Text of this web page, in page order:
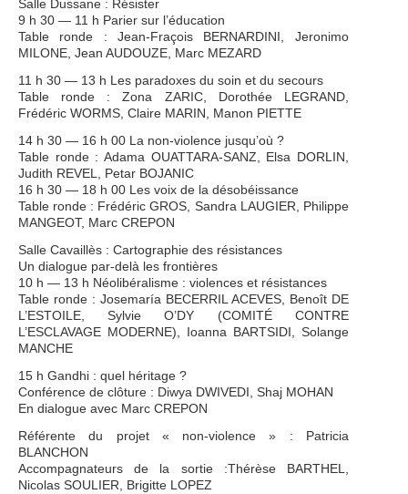
Salle Dussane : Résister
9 h 30 — 11 h Parier sur l’éducation
Table ronde : Jean-Fraçois BERNARDINI, Jeronimo
MILONE, Jean AUDOUZE, Marc MEZARD
11 h 30 — 13 h Les paradoxes du soin et du secours
Table ronde : Zona ZARIC, Dorothée LEGRAND,
Frédéric WORMS, Claire MARIN, Manon PIETTE
14 h 30 — 16 h 00 La non-violence jusqu’où ?
Table ronde : Adama OUATTARA-SANZ, Elsa DORLIN,
Judith REVEL, Petar BOJANIC
16 h 30 — 18 h 00 Les voix de la désobéissance
Table ronde : Frédéric GROS, Sandra LAUGIER, Philippe
MANGEOT, Marc CREPON
Salle Cavaillès : Cartographie des résistances
Un dialogue par-delà les frontières
10 h — 13 h Néolibéralisme : violences et résistances
Table ronde : Josemaría BECERRIL ACEVES, Benoît DE
L’ESTOILE, Sylvie O’DY (COMITÉ CONTRE
L’ESCLAVAGE MODERNE), Ioanna BARTSIDI, Solange
MANCHE
15 h Gandhi : quel héritage ?
Conférence de clôture : Diwya DWIVEDI, Shaj MOHAN
En dialogue avec Marc CREPON
Référente du projet « non-violence » : Patricia
BLANCHON
Accompagnateurs de la sortie :Thérèse BARTHEL,
Nicolas SOULIER, Brigitte LOPEZ